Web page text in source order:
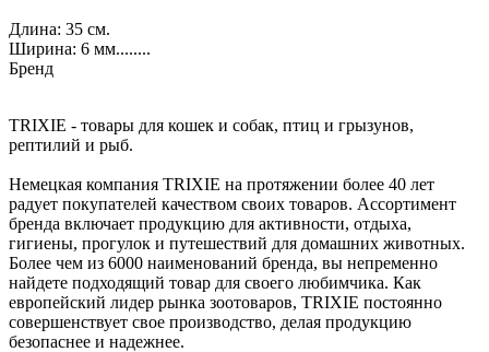
Длина: 35 см.
Ширина: 6 мм........
Бренд
TRIXIE - товары для кошек и собак, птиц и грызунов,
рептилий и рыб.
Немецкая компания TRIXIE на протяжении более 40 лет
радует покупателей качеством своих товаров. Ассортимент
бренда включает продукцию для активности, отдыха,
гигиены, прогулок и путешествий для домашних животных.
Более чем из 6000 наименований бренда, вы непременно
найдете подходящий товар для своего любимчика. Как
европейский лидер рынка зоотоваров, TRIXIE постоянно
совершенствует свое производство, делая продукцию
безопаснее и надежнее.